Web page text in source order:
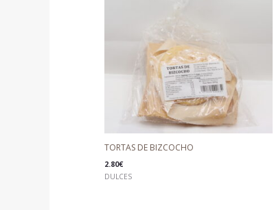
TORTAS DE BIZCOCHO
2.80€
DULCES